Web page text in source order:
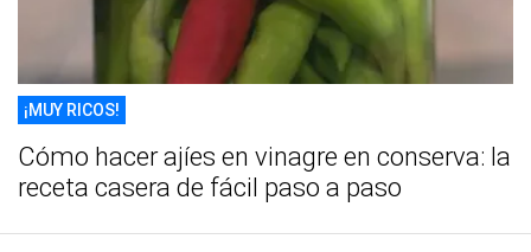
¡MUY RICOS!
Cómo hacer ajíes en vinagre en conserva: la
receta casera de fácil paso a paso